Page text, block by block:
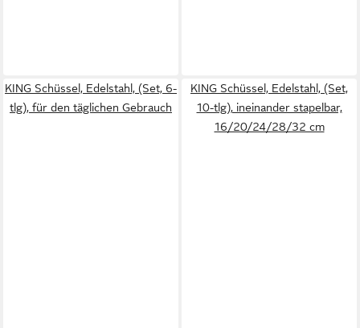
KING Schüssel, Edelstahl, (Set, 6-
tlg), für den täglichen Gebrauch
KING Schüssel, Edelstahl, (Set,
10-tlg), ineinander stapelbar,
16/20/24/28/32 cm